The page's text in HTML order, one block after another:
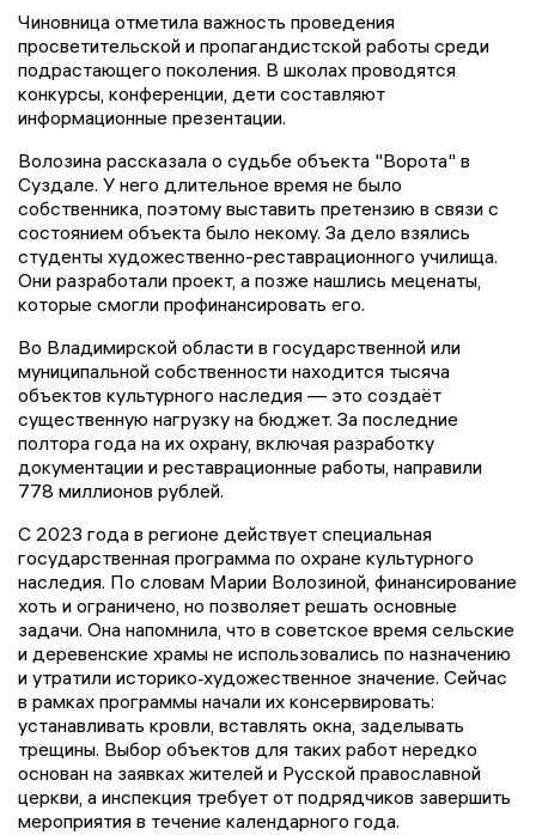
Чиновница отметила важность проведения
просветительской и пропагандистской работы среди
подрастающего поколения. В школах проводятся
конкурсы, конференции, дети составляют
информационные презентации.
Волозина рассказала о судьбе объекта "Ворота" в
Суздале. У него длительное время не было
собственника, поэтому выставить претензию в связи с
состоянием объекта было некому. За дело взялись
студенты художественно-реставрационного училища.
Они разработали проект, а позже нашлись меценаты,
которые смогли профинансировать его.
Во Владимирской области в государственной или
муниципальной собственности находится тысяча
объектов культурного наследия — это создаёт
существенную нагрузку на бюджет. За последние
полтора года на их охрану, включая разработку
документации и реставрационные работы, направили
778 миллионов рублей.
С 2023 года в регионе действует специальная
государственная программа по охране культурного
наследия. По словам Марии Волозиной, финансирование
хоть и ограничено, но позволяет решать основные
задачи. Она напомнила, что в советское время сельские
и деревенские храмы не использовались по назначению
и утратили историко‑художественное значение. Сейчас
в рамках программы начали их консервировать:
устанавливать кровли, вставлять окна, заделывать
трещины. Выбор объектов для таких работ нередко
основан на заявках жителей и Русской православной
церкви, а инспекция требует от подрядчиков завершить
мероприятия в течение календарного года.